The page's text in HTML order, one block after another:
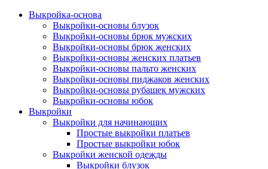
Выкройка-основа
Выкройки-основы блузок
Выкройки-основы брюк мужских
Выкройки-основы брюк женских
Выкройки-основы женских платьев
Выкройки-основы пальто женских
Выкройки-основы пиджаков женских
Выкройки-основы рубашек мужских
Выкройки-основы юбок
Выкройки
Выкройки для начинающих
Простые выкройки платьев
Простые выкройки юбок
Выкройки женской одежды
Выкройки блузок